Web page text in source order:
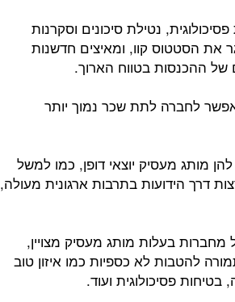
נטילת סיכונים וסקרנות
את הסטטוס קוו, ומאיצים חדשנות
של ההכנסות בטווח הארוך.
לחברה לתת שכר נמוך יותר
מותג מעסיק יוצאי דופן, כמו למשל
דרך הידועות בתרבות ארגונית מעולה,
בעלות מותג מעסיק מצויין,
להטבות לא כספיות כמו איזון טוב
בטיחות פסיכולוגית ועוד.